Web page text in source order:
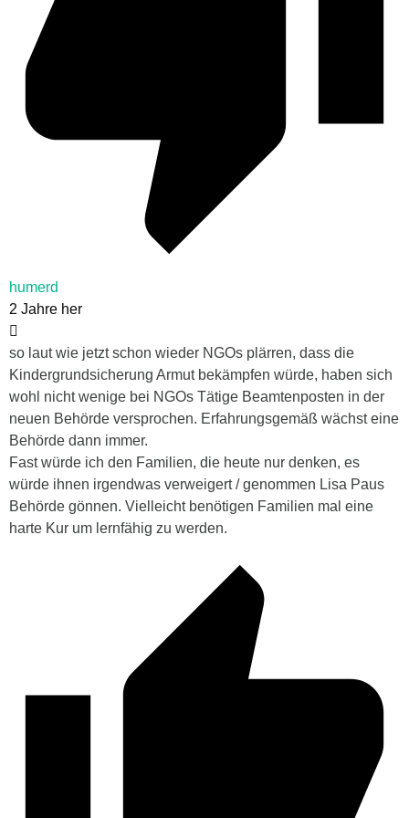
humerd
2 Jahre her
so laut wie jetzt schon wieder NGOs plärren, dass die
Kindergrundsicherung Armut bekämpfen würde, haben sich
wohl nicht wenige bei NGOs Tätige Beamtenposten in der
neuen Behörde versprochen. Erfahrungsgemäß wächst eine
Behörde dann immer.
Fast würde ich den Familien, die heute nur denken, es
würde ihnen irgendwas verweigert / genommen Lisa Paus
Behörde gönnen. Vielleicht benötigen Familien mal eine
harte Kur um lernfähig zu werden.